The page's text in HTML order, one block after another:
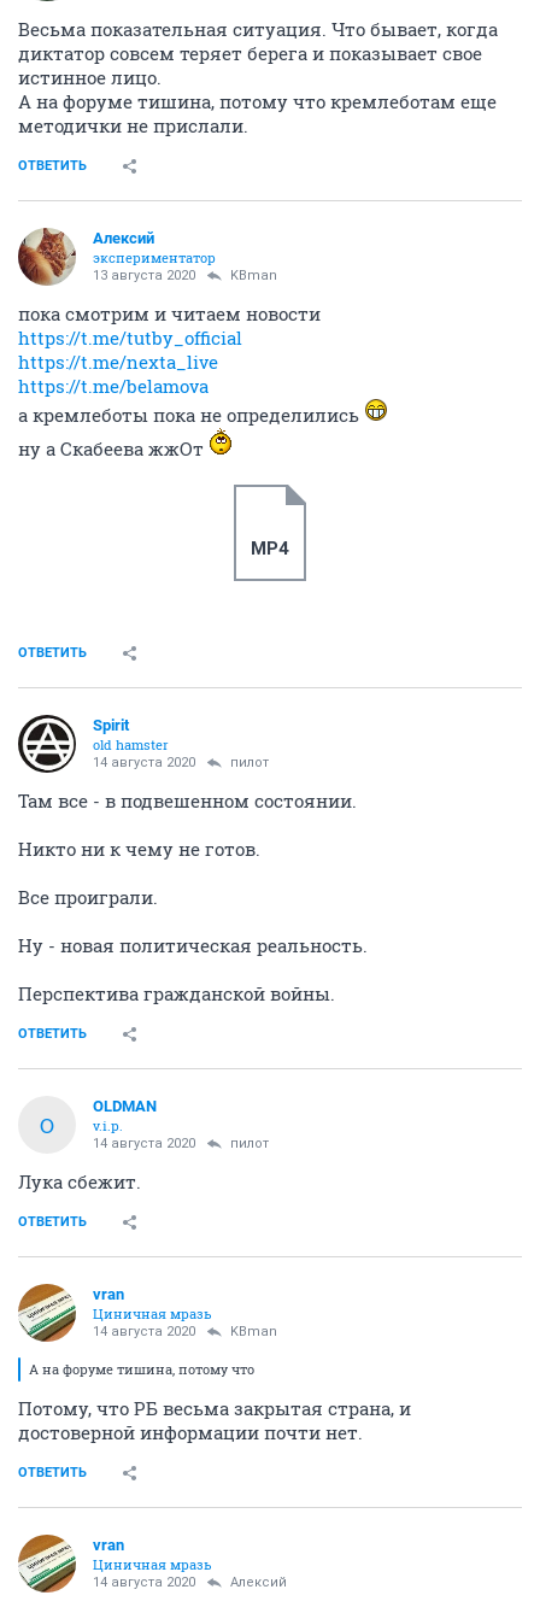
Весьма показательная ситуация. Что бывает, когда
диктатор совсем теряет берега и показывает свое
истинное лицо.
А на форуме тишина, потому что кремлеботам еще
методички не прислали.
ОТВЕТИТЬ
Алексий
экспериментатор
13 августа 2020 KBman
пока смотрим и читаем новости
https://t.me/tutby_official
https://t.me/nexta_live
https://t.me/belamova
а кремлеботы пока не определились
ну а Скабеева жжОт
MP4
ОТВЕТИТЬ
Spirit
old hamster
14 августа 2020 пилот
Там все - в подвешенном состоянии.
Никто ни к чему не готов.
Все проиграли.
Ну - новая политическая реальность.
Перспектива гражданской войны.
ОТВЕТИТЬ
O
OLDMAN
v.i.p.
14 августа 2020 пилот
Лука сбежит.
ОТВЕТИТЬ
vran
Циничная мразь
14 августа 2020 KBman
А на форуме тишина, потому что
Потому, что РБ весьма закрытая страна, и
достоверной информации почти нет.
ОТВЕТИТЬ
vran
Циничная мразь
14 августа 2020 Алексий